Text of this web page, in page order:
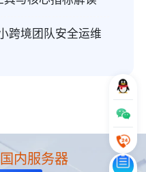
跨境团队安全运维
内服务器